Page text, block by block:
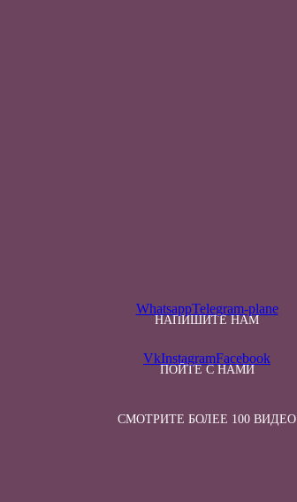
НАПИШИТЕ НАМ
WhatsappTelegram-plane
ПОЙТЕ С НАМИ
VkInstagramFacebook
СМОТРИТЕ БОЛЕЕ 100 ВИДЕО